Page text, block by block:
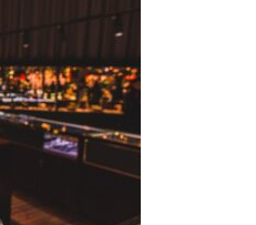
南
庆